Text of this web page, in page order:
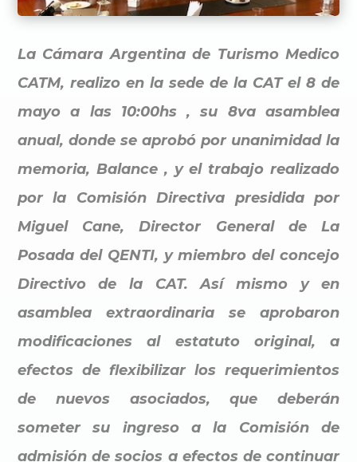
La Cámara Argentina de Turismo Medico
CATM, realizo en la sede de la CAT el 8 de
mayo a las 10:00hs , su 8va asamblea
anual, donde se aprobó por unanimidad la
memoria, Balance , y el trabajo realizado
por la Comisión Directiva presidida por
Miguel Cane, Director General de La
Posada del QENTI, y miembro del concejo
Directivo de la CAT. Así mismo y en
asamblea extraordinaria se aprobaron
modificaciones al estatuto original, a
efectos de flexibilizar los requerimientos
de nuevos asociados, que deberán
someter su ingreso a la Comisión de
admisión de socios a efectos de continuar